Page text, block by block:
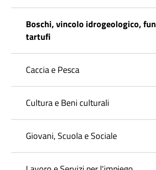
Boschi, vincolo idrogeologico,
tartufi
Caccia e Pesca
Cultura e Beni culturali
Giovani, Scuola e Sociale